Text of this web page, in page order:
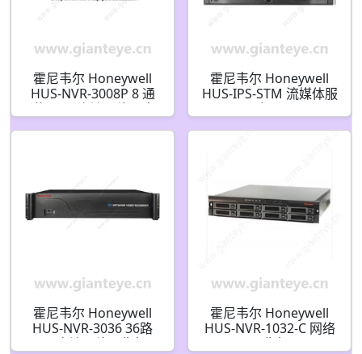
霍尼韦尔 Honeywell
HUS-NVR-3008P 8 通
道 5MP 高清网络硬盘
霍尼韦尔 Honeywell
HUS-IPS-STM 流媒体服
务器
霍尼韦尔 Honeywell
HUS-NVR-3036 36路
4K 高清网络录像机
霍尼韦尔 Honeywell
HUS-NVR-1032-C 网络
录像机